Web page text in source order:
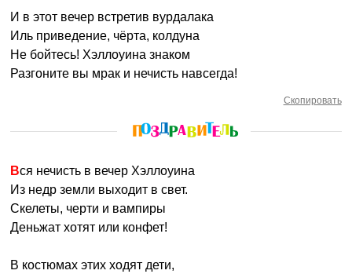
И в этот вечер встретив вурдалака
Иль приведение, чёрта, колдуна
Не бойтесь! Хэллоуина знаком
Разгоните вы мрак и нечисть навсегда!
Скопировать
Вся нечисть в вечер Хэллоуина
Из недр земли выходит в свет.
Скелеты, черти и вампиры
Деньжат хотят или конфет!
В костюмах этих ходят дети,